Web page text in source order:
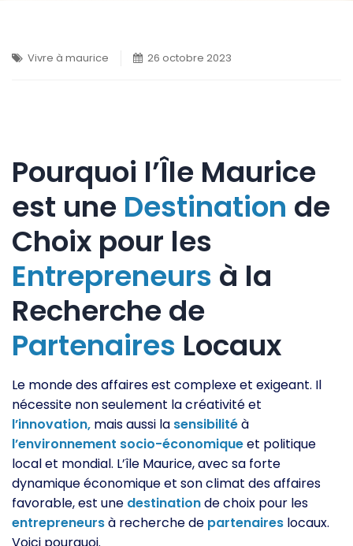
Vivre à maurice 26 octobre 2023
Pourquoi l’Île Maurice
est une Destination de
Choix pour les
Entrepreneurs à la
Recherche de
Partenaires Locaux
Le monde des affaires est complexe et exigeant. Il
nécessite non seulement la créativité et
l’innovation, mais aussi la sensibilitéà
l’environnement socio-économiqueet politique
local et mondial. L’île Maurice, avec sa forte
dynamique économique et son climat des affaires
favorable, est une destinationde choix pour les
entrepreneursà recherche de partenaires locaux.